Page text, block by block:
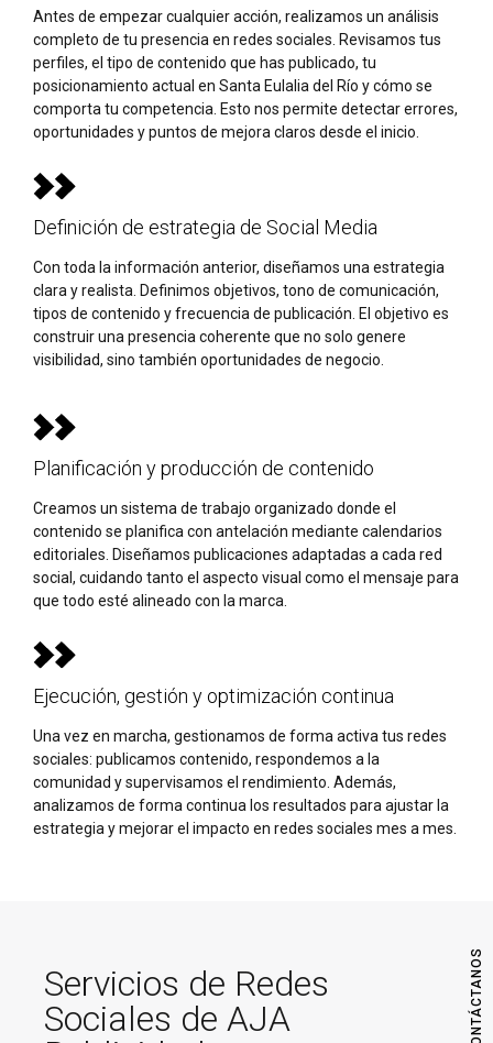
CONTÁCTANOS
Antes de empezar cualquier acción, realizamos un análisis
completo de tu presencia en redes sociales. Revisamos tus
perfiles, el tipo de contenido que has publicado, tu
posicionamiento actual en Santa Eulalia del Río y cómo se
comporta tu competencia. Esto nos permite detectar errores,
oportunidades y puntos de mejora claros desde el inicio.
Definición de estrategia de Social Media
Con toda la información anterior, diseñamos una estrategia
clara y realista. Definimos objetivos, tono de comunicación,
tipos de contenido y frecuencia de publicación. El objetivo es
construir una presencia coherente que no solo genere
visibilidad, sino también oportunidades de negocio.
Planificación y producción de contenido
Creamos un sistema de trabajo organizado donde el
contenido se planifica con antelación mediante calendarios
editoriales. Diseñamos publicaciones adaptadas a cada red
social, cuidando tanto el aspecto visual como el mensaje para
que todo esté alineado con la marca.
Ejecución, gestión y optimización continua
Una vez en marcha, gestionamos de forma activa tus redes
sociales: publicamos contenido, respondemos a la
comunidad y supervisamos el rendimiento. Además,
analizamos de forma continua los resultados para ajustar la
estrategia y mejorar el impacto en redes sociales mes a mes.
Servicios de Redes
Sociales de AJA